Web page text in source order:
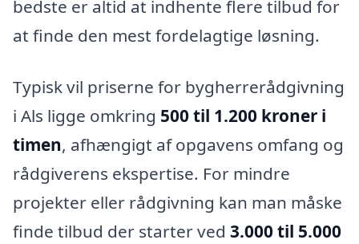
bedste er altid at indhente flere tilbud for
at finde den mest fordelagtige løsning.
Typisk vil priserne for bygherrerådgivning
i Als ligge omkring 500 til 1.200 kroner i
timen, afhængigt af opgavens omfang og
rådgiverens ekspertise. For mindre
projekter eller rådgivning kan man måske
finde tilbud der starter ved 3.000 til 5.000